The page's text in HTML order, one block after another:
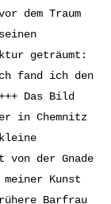
dem Traum
geträumt:
fand ich den
Das Bild
in Chemnitz
der Gnade
Kunst
Barfrau